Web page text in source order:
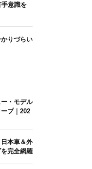
手意識を
かりづらい
ー・モデル
プ｜202
日本車＆外
完全網羅